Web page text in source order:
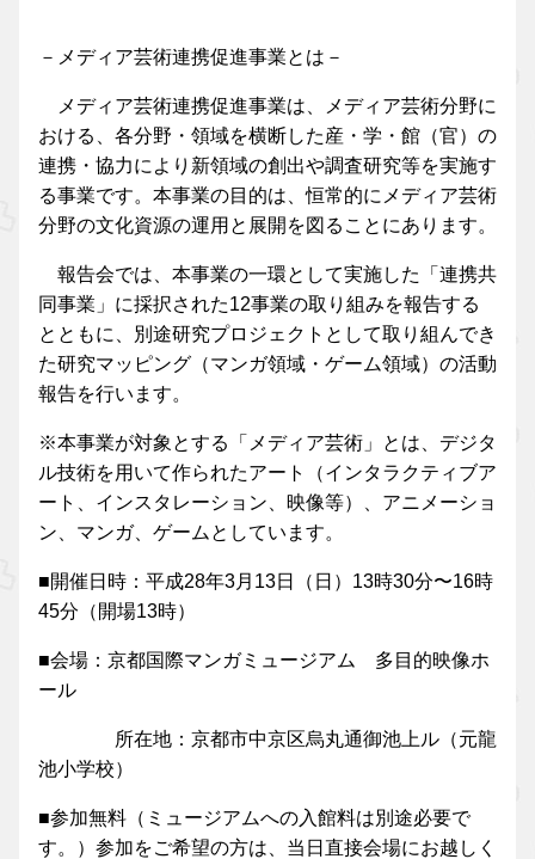
－メディア芸術連携促進事業とは－
メディア芸術連携促進事業は、メディア芸術分野に
おける、各分野・領域を横断した産・学・館（官）の
連携・協力により新領域の創出や調査研究等を実施す
る事業です。本事業の目的は、恒常的にメディア芸術
分野の文化資源の運用と展開を図ることにあります。
報告会では、本事業の一環として実施した「連携共
同事業」に採択された12事業の取り組みを報告する
とともに、別途研究プロジェクトとして取り組んでき
た研究マッピング（マンガ領域・ゲーム領域）の活動
報告を行います。
※本事業が対象とする「メディア芸術」とは、デジタ
ル技術を用いて作られたアート（インタラクティブア
ート、インスタレーション、映像等）、アニメーショ
ン、マンガ、ゲームとしています。
■開催日時：平成28年3月13日（日）13時30分〜16時
45分（開場13時）
■会場：京都国際マンガミュージアム 多目的映像ホ
ール
所在地：京都市中京区烏丸通御池上ル（元龍
池小学校）
■参加無料（ミュージアムへの入館料は別途必要で
す。）参加をご希望の方は、当日直接会場にお越しく